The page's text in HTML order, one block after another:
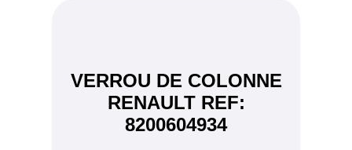
VERROU DE COLONNE
RENAULT REF:
8200604934